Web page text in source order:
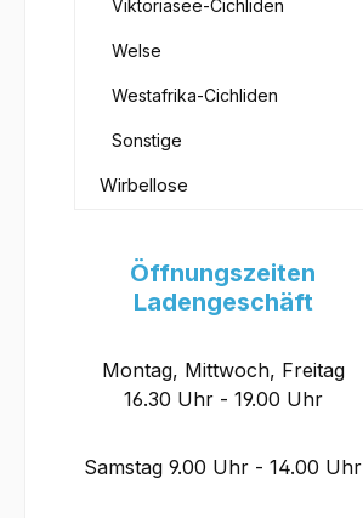
Viktoriasee-Cichliden
Welse
Westafrika-Cichliden
Sonstige
Wirbellose
Öffnungszeiten
Ladengeschäft
Montag, Mittwoch, Freitag
16.30 Uhr - 19.00 Uhr
Samstag 9.00 Uhr - 14.00 Uhr